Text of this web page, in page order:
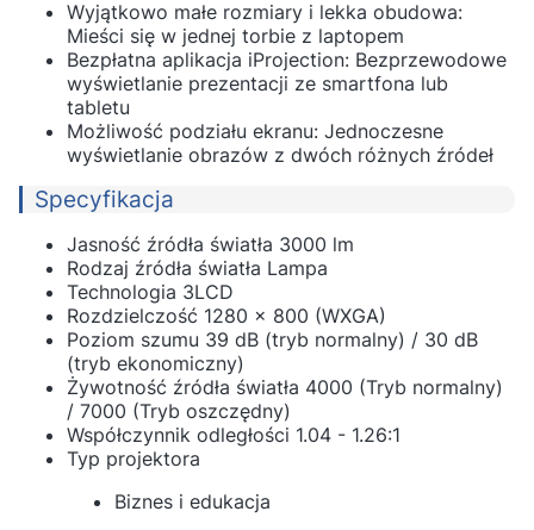
Wyjątkowo małe rozmiary i lekka obudowa:
Mieści się w jednej torbie z laptopem
Bezpłatna aplikacja iProjection: Bezprzewodowe
wyświetlanie prezentacji ze smartfona lub
tabletu
Możliwość podziału ekranu: Jednoczesne
wyświetlanie obrazów z dwóch różnych źródeł
Specyfikacja
Jasność źródła światła 3000 lm
Rodzaj źródła światła Lampa
Technologia 3LCD
Rozdzielczość 1280 x 800 (WXGA)
Poziom szumu 39 dB (tryb normalny) / 30 dB
(tryb ekonomiczny)
Żywotność źródła światła 4000 (Tryb normalny)
/ 7000 (Tryb oszczędny)
Współczynnik odległości 1.04 - 1.26:1
Typ projektora
Biznes i edukacja